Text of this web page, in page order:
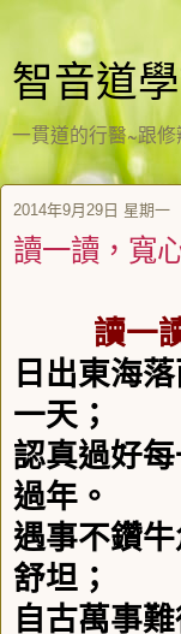
智音道
一貫道的行醫~跟
2014年9月29日 星期一
讀一讀，寬
讀一
日出東海
一天；
認真過好
過年。
遇事不鑽
舒坦；
自古萬事